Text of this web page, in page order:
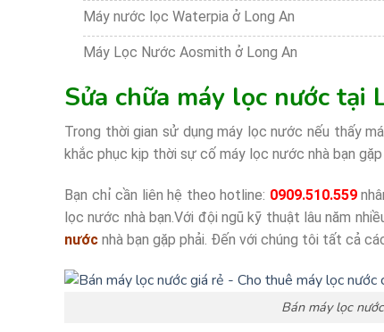
Máy nước lọc Waterpia ở Long An
Máy Lọc Nước Aosmith ở Long An
Sửa chữa máy lọc nước tại
Trong thời gian sử dụng máy lọc nước nếu thấy
khắc phục kịp thời sự cố máy lọc nước nhà bạn gặp
Bạn chỉ cần liên hệ theo hotline: 0909.510.559
lọc nước nhà bạn.Với đội ngũ kỹ thuật lâu năm
nước nhà bạn gặp phải. Đến với chúng tôi tất cả
Bán máy lọc